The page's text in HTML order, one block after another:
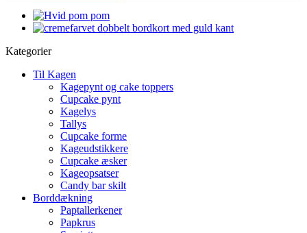
Kategorier
Til Kagen
Kagepynt og cake toppers
Cupcake pynt
Kagelys
Tallys
Cupcake forme
Kageudstikkere
Cupcake æsker
Kageopsatser
Candy bar skilt
Borddækning
Paptallerkener
Papkrus